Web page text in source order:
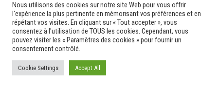
social
Solidarité
Solidarités
sondage
souris
soutien
Nous utilisons des cookies sur notre site Web pour vous offrir
l'expérience la plus pertinente en mémorisant vos préférences et en
répétant vos visites. En cliquant sur « Tout accepter », vous
consentez à l'utilisation de TOUS les cookies. Cependant, vous
pouvez visiter les « Paramètres des cookies » pour fournir un
consentement contrôlé.
Cookie Settings Accept All